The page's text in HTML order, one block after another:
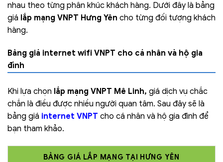
nhau theo từng phân khúc khách hàng. Dưới đây là bảng
giá lắp mạng VNPT Hưng Yên cho từng đối tượng khách
hàng.
Bảng giá internet wifi VNPT cho cá nhân và hộ gia
đình
Khi lựa chọn lắp mạng VNPT Mê Linh, giá dịch vụ chắc
chắn là điều được nhiều người quan tâm. Sau đây sẽ là
bảng giá internet VNPT cho cá nhân và hộ gia đình để
bạn tham khảo.
BẢNG GIÁ LẮP MẠNG TẠI HƯNG YÊN